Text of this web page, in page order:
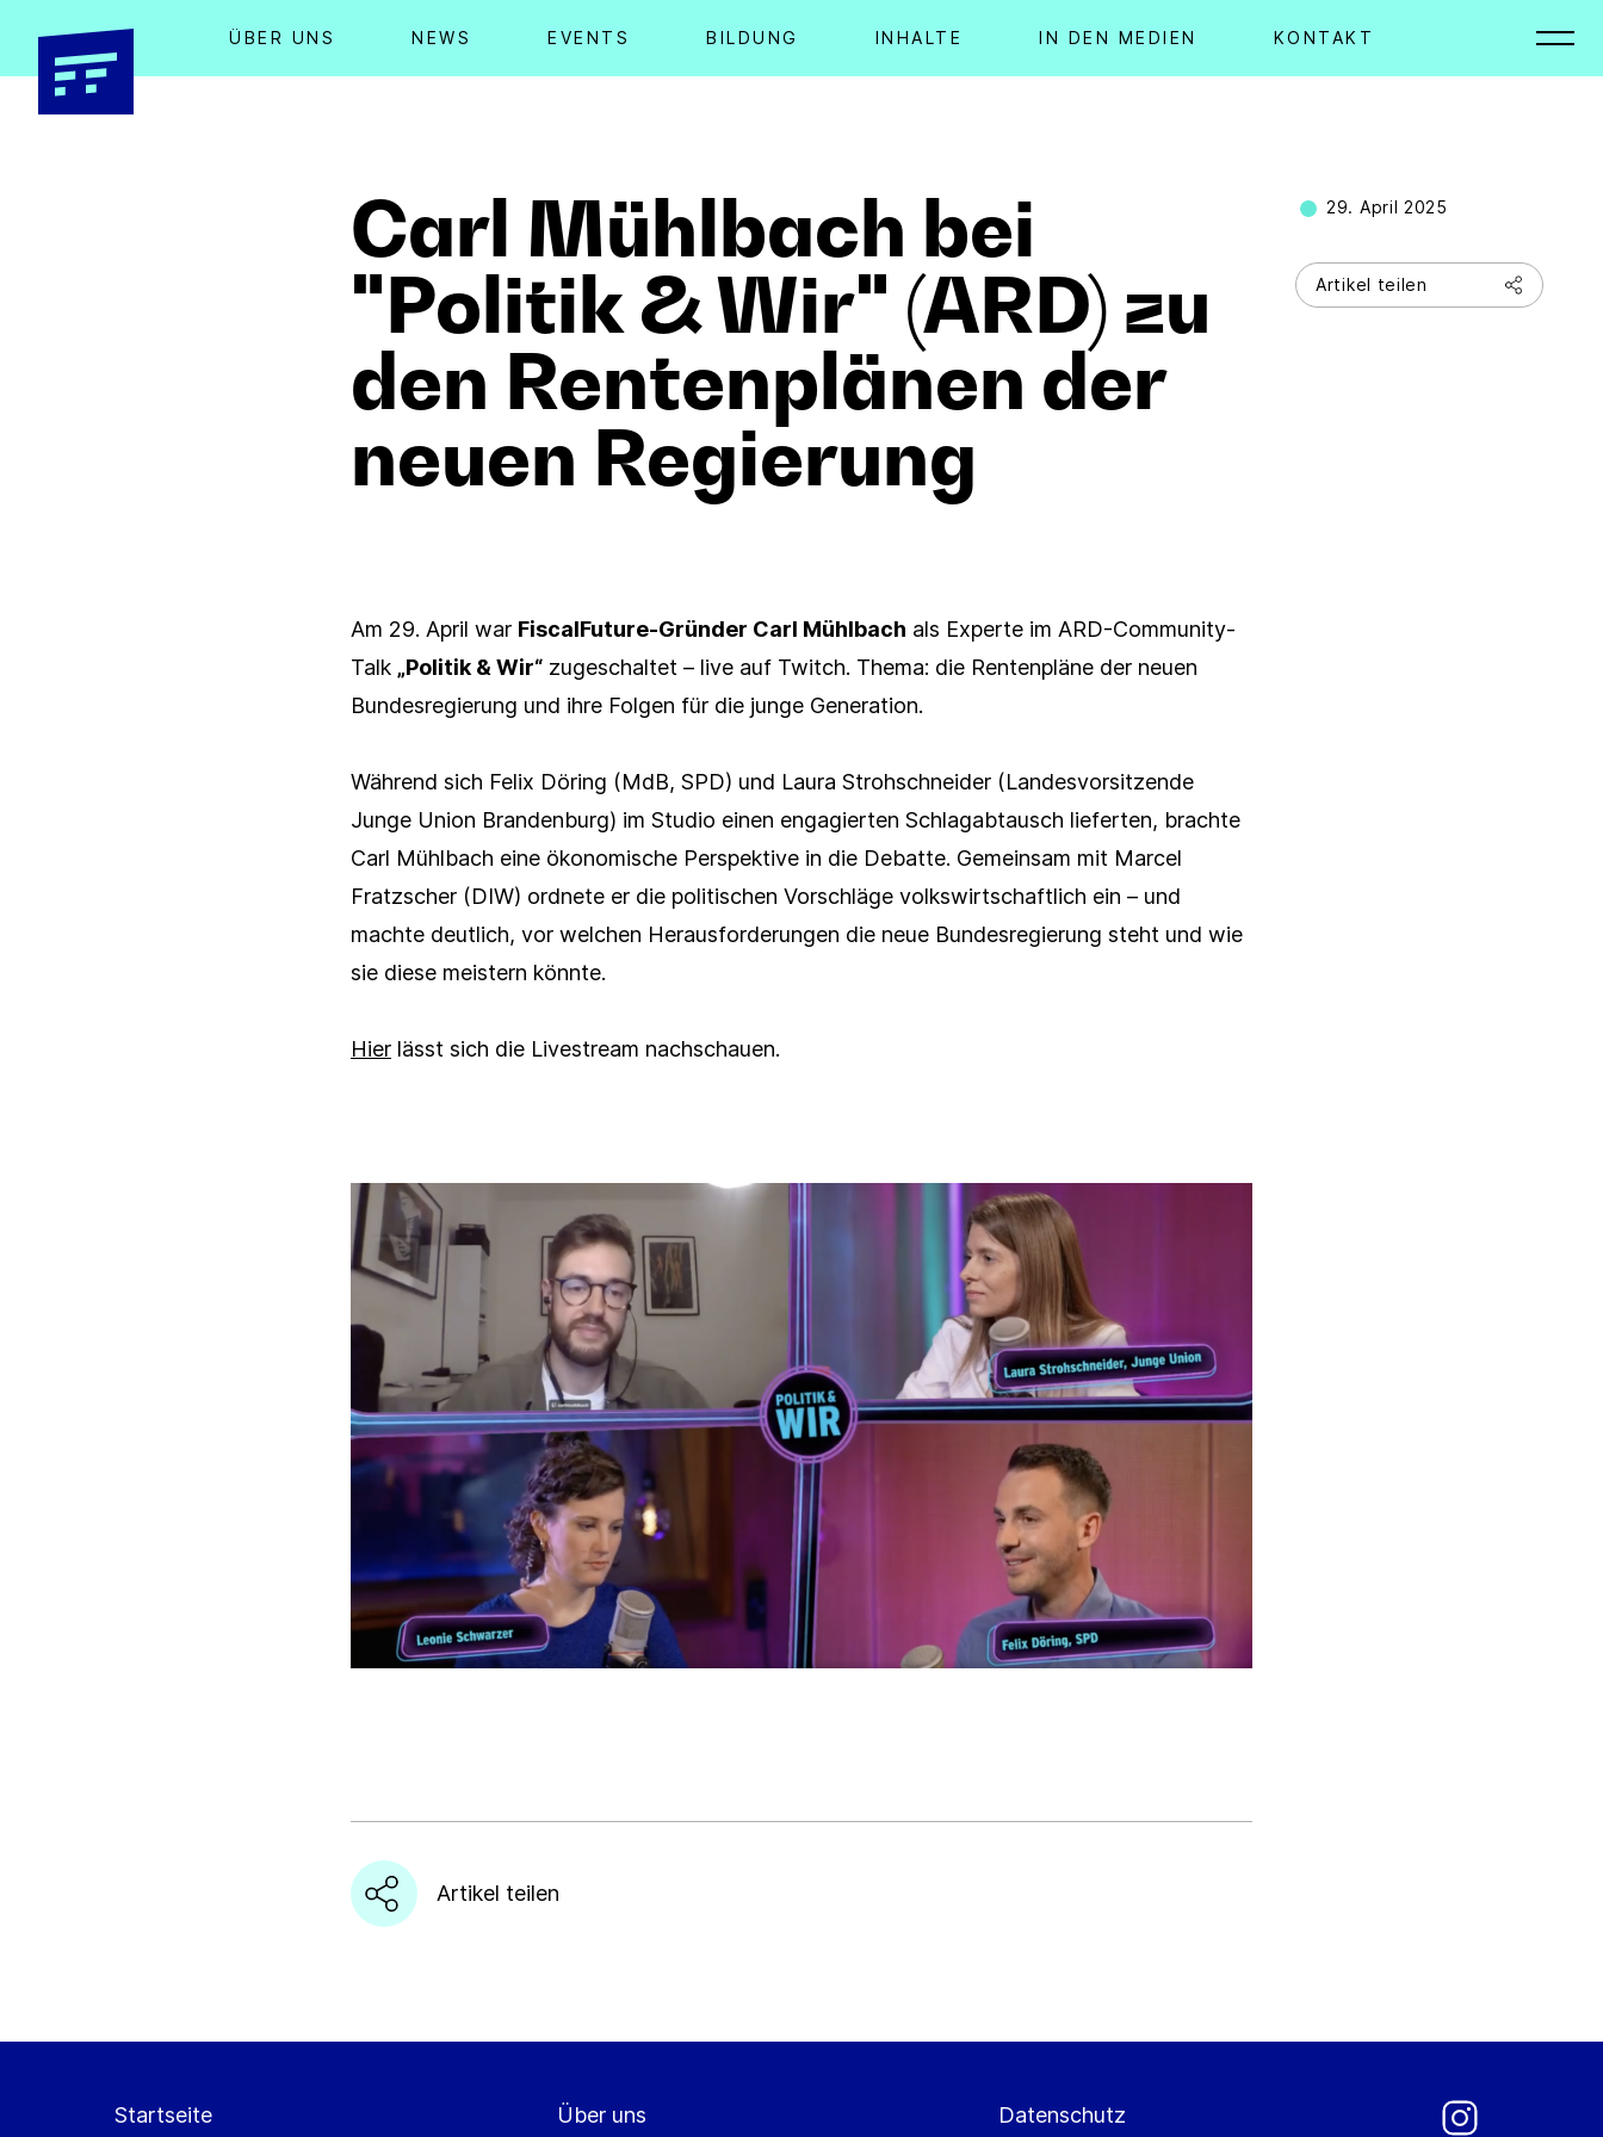
ÜBER UNS NEWS EVENTS BILDUNG INHALTE IN DEN MEDIEN KONTAKT
Carl Mühlbach bei
"Politik & Wir" (ARD) zu
den Rentenplänen der
neuen Regierung
29. April 2025
Artikel teilen
Am 29. April war FiscalFuture-Gründer Carl Mühlbach als Experte im ARD-Community-
Talk „Politik & Wir“ zugeschaltet – live auf Twitch. Thema: die Rentenpläne der neuen
Bundesregierung und ihre Folgen für die junge Generation.
Während sich Felix Döring (MdB, SPD) und Laura Strohschneider (Landesvorsitzende
Junge Union Brandenburg) im Studio einen engagierten Schlagabtausch lieferten, brachte
Carl Mühlbach eine ökonomische Perspektive in die Debatte. Gemeinsam mit Marcel
Fratzscher (DIW) ordnete er die politischen Vorschläge volkswirtschaftlich ein – und
machte deutlich, vor welchen Herausforderungen die neue Bundesregierung steht und wie
sie diese meistern könnte.
Hier lässt sich die Livestream nachschauen.
Artikel teilen
Link kopieren
Startseite Über uns Datenschutz
Newsletter Schließen
Nachname *
E-Mail Adresse*
Hiermit bestätige ich das Laden von reCAPTCHA. Es gelten die Google-
Datenschutzbestimmungen
und Nutzungsbedingungen
Abbrechen Abonnieren
Presseverteiler Schließen
Nachname *
Organisation
E-Mail Adresse*
Hiermit bestätige ich das Laden von reCAPTCHA. Es gelten die Google-
Datenschutzbestimmungenund Nutzungsbedingungen